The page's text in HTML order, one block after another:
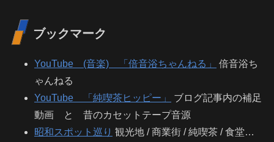
ブックマーク
YouTube (音楽) 「倍音浴ちゃんねる」
倍音浴ち
ゃんねる
YouTube 「純喫茶ヒッピー」
ブログ記事内の補足
動画 と 昔のカセットテープ音源
昭和スポット巡り 観光地 / 商業街 / 純喫茶 / 食堂…